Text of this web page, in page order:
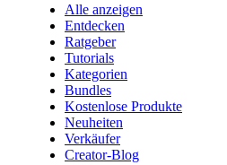
Alle anzeigen
Entdecken
Ratgeber
Tutorials
Kategorien
Bundles
Kostenlose Produkte
Neuheiten
Verkäufer
Creator-Blog